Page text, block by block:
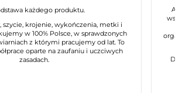
każdego produktu.
szycie, krojenie, wykończenia, metki i
w 100% Polsce, w sprawdzonych
z którymi pracujemy od lat. To
oparte na zaufaniu i uczciwych
zasadach.